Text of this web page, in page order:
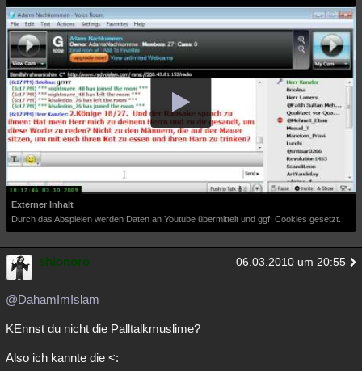
Externer Inhalt
Durch das Abspielen werden Daten an Youtube übermittelt und ggf. Cookies gesetzt.
shionoro 06.03.2010 um 20:55
@DahamImIslam
KEnnst du nicht die Palltalkmuslime?
Also ich kannte die <: